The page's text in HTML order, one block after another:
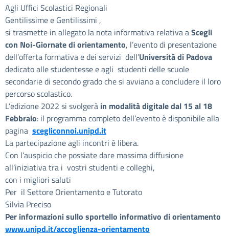
Agli Uffici Scolastici Regionali
Gentilissime e Gentilissimi ,
si trasmette in allegato la nota informativa relativa aScegli
con Noi-Giornate di orientamento, l’evento di presentazione
dell’offerta formativa e dei servizi dell’Università di Padova
dedicato alle studentesse e agli studenti delle scuole
secondarie di secondo grado che si avviano a concludere il loro
percorso scolastico.
L’edizione 2022 si svolgerà in modalità digitale dal 15 al 18
Febbraio: il programma completo dell’evento è disponibile alla
pagina scegliconnoi.unipd.it
La partecipazione agli incontri è libera.
Con l’auspicio che possiate dare massima diffusione
all’iniziativa tra i vostri studenti e colleghi,
con i migliori saluti
Per il Settore Orientamento e Tutorato
Silvia Preciso
Per informazioni sullo sportello informativo di orientamento
www.unipd.it/accoglienza-orientamento